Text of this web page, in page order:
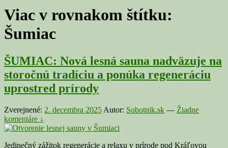
Viac v rovnakom štítku:
Šumiac
ŠUMIAC: Nová lesná sauna nadväzuje na
storočnú tradíciu a ponúka regeneráciu
uprostred prírody
Zverejnené: 2. decembra 2025 Autor: Sobotnik.sk — Žiadne
komentáre ↓
Jedinečný zážitok regenerácie a relaxu v prírode pod Kráľovou